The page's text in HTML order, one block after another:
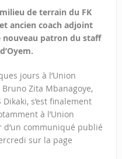
de terrain du FK
ancien coach adjoint
nouveau patron du staff
jours à l’Union
Zita Mbanagoye,
Dikaki, s’est finalement
à l’Union
d’un communiqué publié
sur la page